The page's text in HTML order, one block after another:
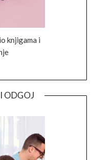
knjigama i
ODGOJ